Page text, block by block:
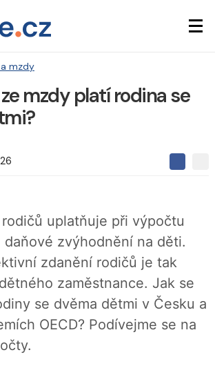
mzdy
mzdy platí rodina se
S
l
e
t
S
j
e
a
e
i
uplatňuje při výpočtu
daňové zvýhodnění na děti.
zdanění rodičů je tak
zaměstnance. Jak se
se dvěma dětmi v Česku a
OECD? Podívejme se na